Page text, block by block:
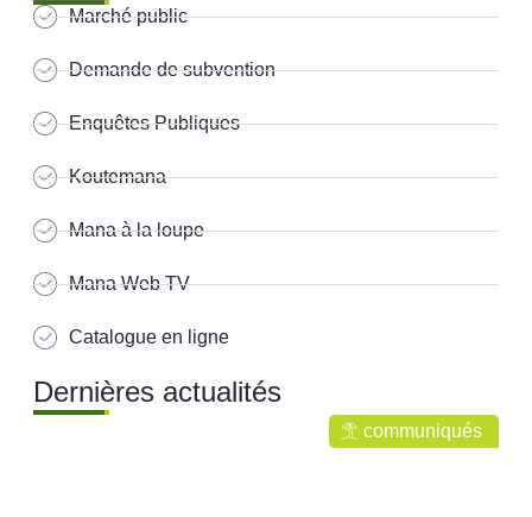
Marché public
Demande de subvention
Enquêtes Publiques
Koutemana
Mana à la loupe
Mana Web TV
Catalogue en ligne
Dernières actualités
communiqués